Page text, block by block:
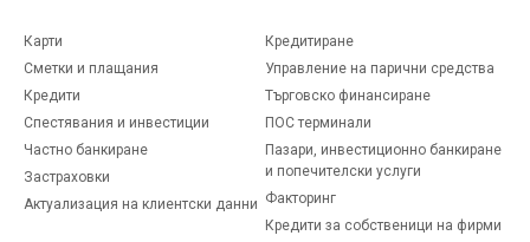
Карти
Сметки и плащания
Кредити
Спестявания и инвестиции
Частно банкиране
Застраховки
Актуализация на клиентски данни
Кредитиране
Управление на парични средства
Търговско финансиране
ПОС терминали
Пазари, инвестиционно банкиране
и попечителски услуги
Факторинг
Кредити за собственици на фирми